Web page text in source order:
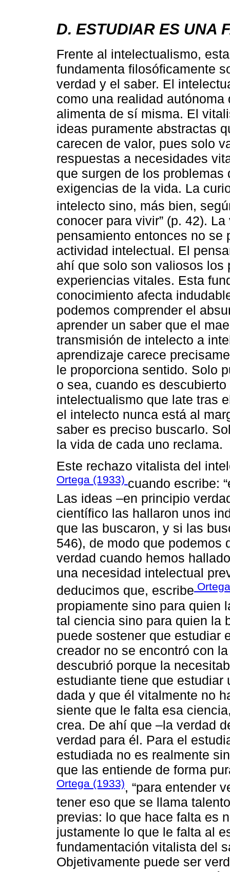
D. ESTUDIAR ES UNA
Frente al intelectualismo,
fundamenta filosóficamente
verdad y el saber. El
como una realidad
alimenta de sí misma. El
ideas puramente abstractas
carecen de valor, pues solo
respuestas a necesidades
que surgen de los
exigencias de la vida. La
intelecto sino, más bien,
conocer para vivir” (p. 42).
pensamiento entonces no se
actividad intelectual. El
ahí que solo son valiosos los
experiencias vitales. Esta
conocimiento afecta
podemos comprender el
aprender un saber que el
transmisión de intelecto a
aprendizaje carece
le proporciona sentido. Solo
o sea, cuando es
intelectualismo que late tras
el intelecto nunca está al
saber es preciso buscarlo.
la vida de cada uno reclama.
Este rechazo vitalista del
Ortega (1933) cuando escribe:
Las ideas –en principio
científico las hallaron unos
que las buscaron, y si las
546), de modo que podemos
verdad cuando hemos
una necesidad intelectual
deducimos que, escribe
propiamente sino para quien
tal ciencia sino para quien la
puede sostener que estudiar
creador no se encontró con
descubrió porque la
estudiante tiene que
dada y que él vitalmente no
siente que le falta esa
crea. De ahí que –la verdad
verdad para él. Para el
estudiada no es realmente
que las entiende de forma
Ortega (1933), “para entender
tener eso que se llama
previas: lo que hace falta es
justamente lo que le falta al
fundamentación vitalista del
Objetivamente puede ser